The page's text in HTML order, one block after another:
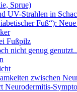
Sprue)
UV-Strahlen in
Fuß“):
Fußpilz
nicht genug
zwischen
Neurodermitis-